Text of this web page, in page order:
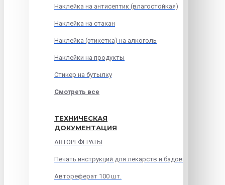
Наклейка на антисептик (влагостойкая)
Наклейка на стакан
Наклейка (этикетка) на алкоголь
Наклейки на продукты
Стикер на бутылку
Смотреть все
ТЕХНИЧЕСКАЯ
ДОКУМЕНТАЦИЯ
АВТОРЕФЕРАТЫ
Печать инструкций для лекарств и бадов
Автореферат 100 шт.